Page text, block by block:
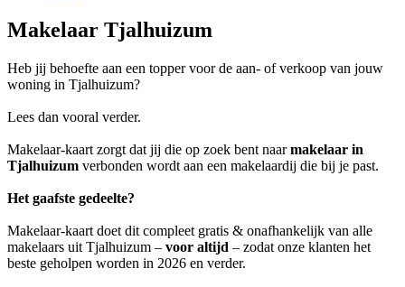
Makelaar Tjalhuizum
Heb jij behoefte aan een topper voor de aan- of verkoop van jouw
woning in Tjalhuizum?
Lees dan vooral verder.
Makelaar-kaart zorgt dat jij die op zoek bent naarmakelaar in
Tjalhuizum verbonden wordt aan een makelaardij die bij je past.
Het gaafste gedeelte?
Makelaar-kaart doet dit compleet gratis & onafhankelijk van alle
makelaars uit Tjalhuizum – voor altijd – zodat onze klanten het
beste geholpen worden in 2026 en verder.